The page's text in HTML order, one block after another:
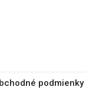
podmienky